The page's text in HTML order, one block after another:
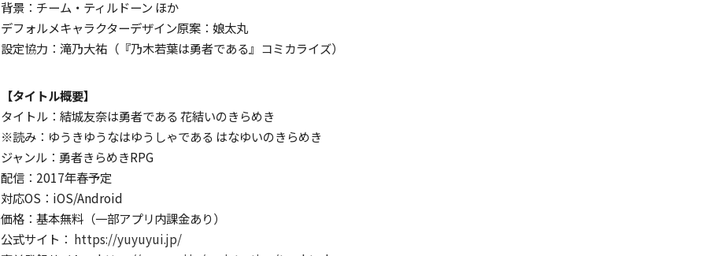
背景：チーム・ティルドーン ほか
デフォルメキャラクターデザイン原案：娘太丸
設定協力：滝乃大祐（『乃木若葉は勇者である』コミカライズ）
【タイトル概要】
タイトル：結城友奈は勇者である 花結いのきらめき
※読み：ゆうきゆうなはゆうしゃである はなゆいのきらめき
ジャンル：勇者きらめきRPG
配信： 2017年春予定
対応OS ： iOS/Android
価格：基本無料（一部アプリ内課金あり）
公式サイト： https://yuyuyui.jp/